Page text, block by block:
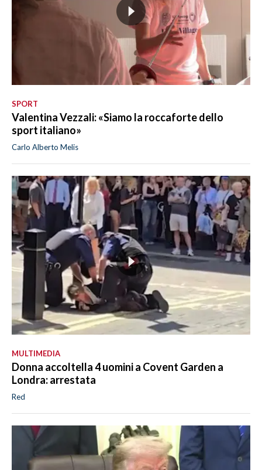
SPORT
Valentina Vezzali: «Siamo la roccaforte dello
sport italiano»
Carlo Alberto Melis
MULTIMEDIA
Donna accoltella 4 uomini a Covent Garden a
Londra: arrestata
Red